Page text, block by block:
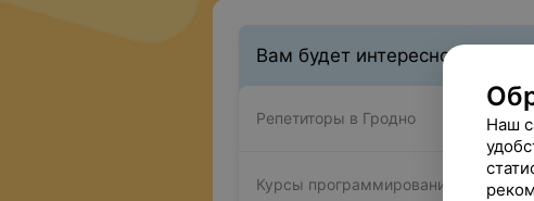
Вам будет интересно
Репетиторы в Гродно
Курсы программирования в Гродно
Наш